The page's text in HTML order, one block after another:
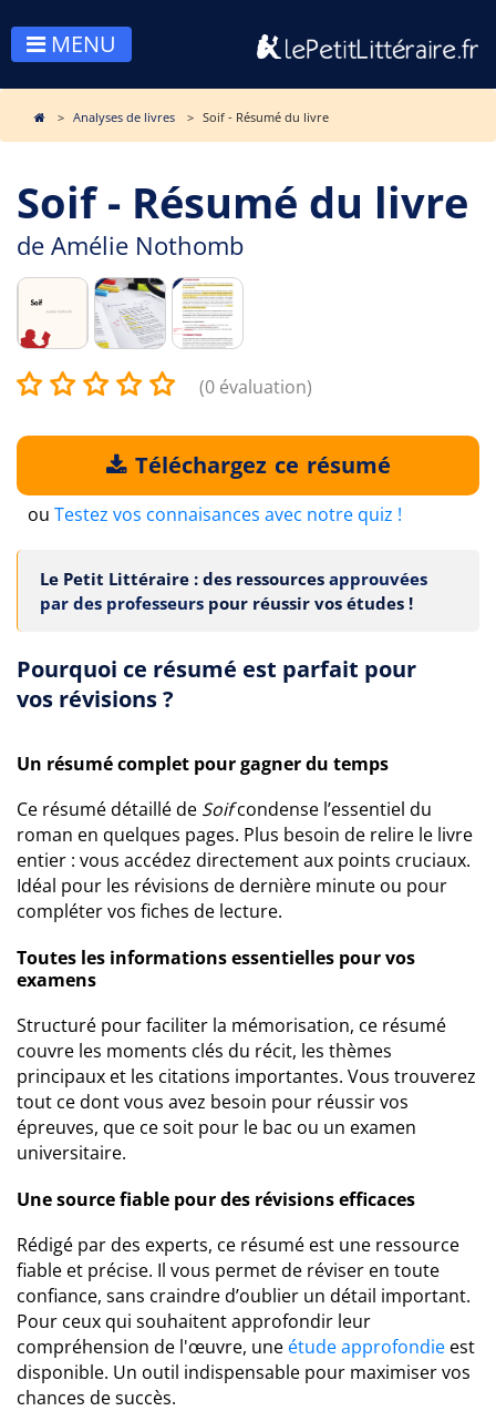
MENU
Analyses de livres Soif - Résumé du livre
Soif - Résumé du livre
de Amélie Nothomb
(0 évaluation)
Téléchargez ce résumé
ou Testez vos connaisances avec notre quiz !
Le Petit Littéraire : des ressources approuvées
par des professeurs pour réussir vos études !
Pourquoi ce résumé est parfait pour
vos révisions ?
Un résumé complet pour gagner du temps
Ce résumé détaillé de Soifcondense l’essentiel du
roman en quelques pages. Plus besoin de relire le livre
entier : vous accédez directement aux points cruciaux.
Idéal pour les révisions de dernière minute ou pour
compléter vos fiches de lecture.
Toutes les informations essentielles pour vos
examens
Structuré pour faciliter la mémorisation, ce résumé
couvre les moments clés du récit, les thèmes
principaux et les citations importantes. Vous trouverez
tout ce dont vous avez besoin pour réussir vos
épreuves, que ce soit pour le bac ou un examen
universitaire.
Une source fiable pour des révisions efficaces
Rédigé par des experts, ce résumé est une ressource
fiable et précise. Il vous permet de réviser en toute
confiance, sans craindre d’oublier un détail important.
Pour ceux qui souhaitent approfondir leur
compréhension de l'œuvre, une étude approfondie est
disponible. Un outil indispensable pour maximiser vos
chances de succès.